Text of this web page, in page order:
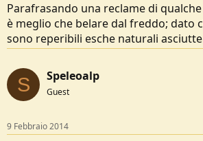
Parafrasando una reclame di
è meglio che belare dal freddo; dato
sono reperibili esche naturali
S Speleoalp
Guest
9 Febbraio 2014